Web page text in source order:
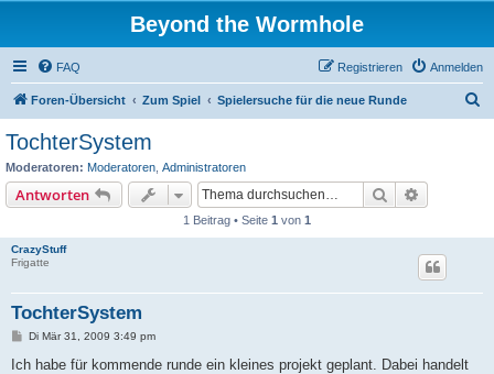
Beyond the Wormhole
FAQ Anmelden
Registrieren
Foren-Übersicht Zum Spiel Spielersuche für die neue Runde
TochterSystem
Moderatoren: Moderatoren Administratoren
Antworten Suche
1 Beitrag • Seite 1 von 1
CrazyStuff
Frigatte
TochterSystem
B
i
Di Mär 31, 2009 3:49 pm
Ich habe für kommende runde ein kleines projekt geplant. Dabei handelt